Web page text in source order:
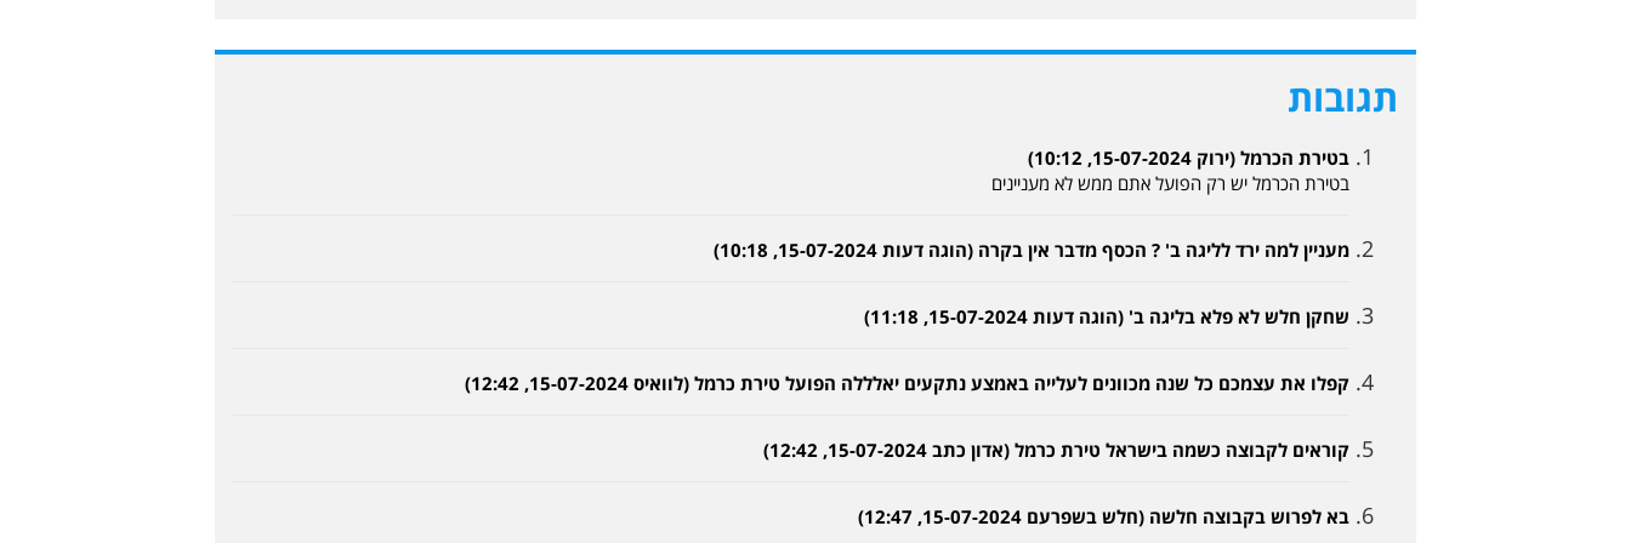
תגובות
בטירת הכרמל (ירוק 15-07-2024, 10:12)
בטירת הכרמל יש רק הפועל אתם ממש לא מעניינים
מעניין למה ירד לליגה ב' ? הכסף מדבר אין בקרה (הוגה דעות 15-07-2024, 10:18)
שחקן חלש לא פלא בליגה ב' (הוגה דעות 15-07-2024, 11:18)
קפלו את עצמכם כל שנה מכוונים לעלייה באמצע נתקעים יאלללה הפועל טירת כרמל (לוואיס 15-07-2024, 12:42)
קוראים לקבוצה כשמה בישראל טירת כרמל (אדון כתב 15-07-2024, 12:42)
בא לפרוש בקבוצה חלשה (חלש בשפרעם 15-07-2024, 12:47)